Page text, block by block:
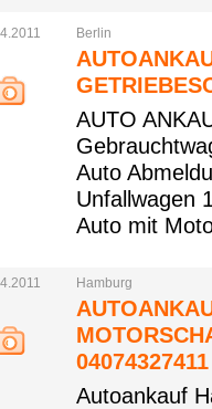
Berlin
AUTO
Auto
Unfallwagen
Auto mit
Hamburg
04074327411
Autoankauf